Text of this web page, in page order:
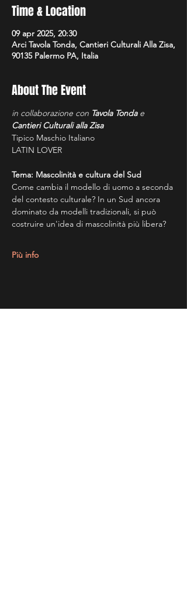
Time & Location
09 apr 2025, 20:30
Arci Tavola Tonda, Cantieri Culturali Alla Zisa,
90135 Palermo PA, Italia
About The Event
in collaborazione con Tavola Tonda e
Cantieri Culturali alla Zisa
Tipico Maschio Italiano
LATIN LOVER
Tema: Mascolinità e cultura del Sud
Come cambia il modello di uomo a seconda
del contesto culturale? In un Sud ancora
dominato da modelli tradizionali, si può
costruire un'idea di mascolinità più libera?
Più info